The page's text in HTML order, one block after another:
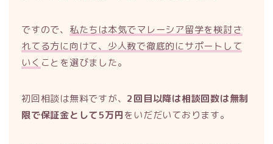
ですので、 私たちは本気でマレーシア留学を検討さ
れてる方に向けて、少人数で徹底的にサポートして
いく ことを選びました。
初回相談は無料ですが、 2回目以降は相談回数は無制
限で保証金として5万円をいだだいております。